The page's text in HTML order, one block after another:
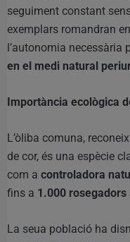
seguiment constant
exemplars romandran
l’autonomia necessària
en el medi natural
Importància ecològica
L’òliba comuna,
de cor, és una espècie
com a controladora
fins a 1.000 rosegadors
La seua població ha